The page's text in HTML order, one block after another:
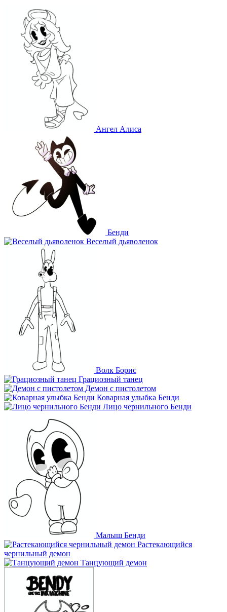
Ангел Алиса
Бенди
Веселый дьяволенок
Волк Борис
Грациозный танец
Демон с пистолетом
Коварная улыбка Бенди
Лицо чернильного Бенди
Малыш Бенди
Растекающийся
чернильный демон
Танцующий демон